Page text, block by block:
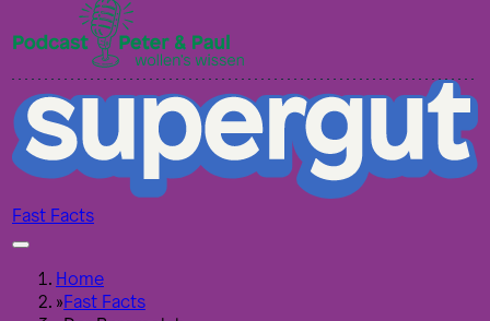
Fast Facts
Home
»Fast Facts